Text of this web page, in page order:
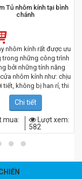
Tủ nhôm kính tại bình
chánh
nhôm kính rất được ưu
trong những công trình
bởi những tính năng
nhôm kính như: chịu
tiết, không bị han rỉ, thi
chóng, tính an toàn
độ thẩm mỹ cao đặc
cả cạnh tranh.
Chi tiết
mua:
Lượt xem:
582